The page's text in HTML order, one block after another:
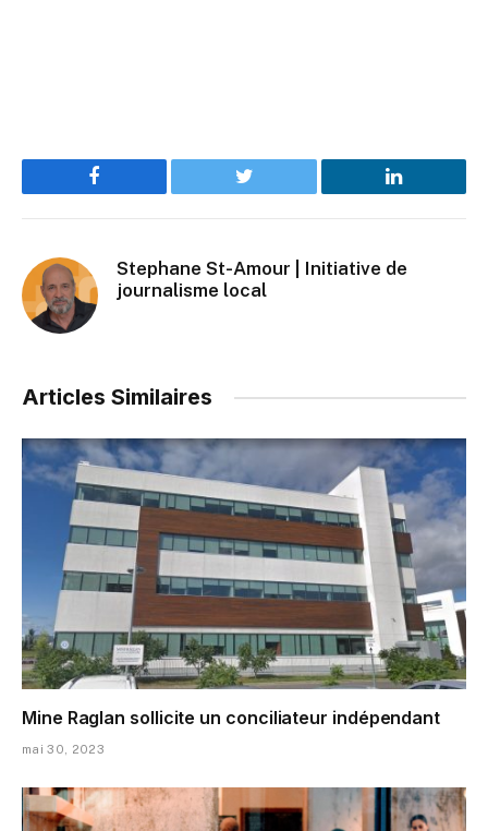
Facebook Twitter LinkedIn
Stephane St-Amour | Initiative de
journalisme local
Articles Similaires
Mine Raglan sollicite un conciliateur indépendant
mai 30, 2023